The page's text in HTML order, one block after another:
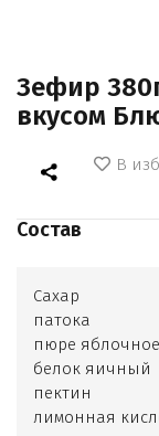
Зефир
вкусом
В
Состав
Сахар
патока
пюре яблочное
белок яичный
пектин
лимонная